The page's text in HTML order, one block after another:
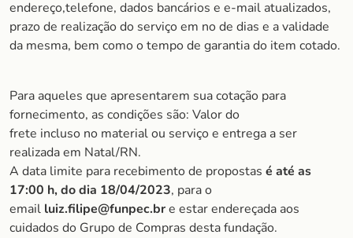
endereço,telefone, dados bancários e e-mail atualizados,
prazo de realização do serviço em no de dias e a validade
da mesma, bem como o tempo de garantia do item cotado.
Para aqueles que apresentarem sua cotação para
fornecimento, as condições são: Valor do
frete incluso no material ou serviço e entrega a ser
realizada em Natal/RN.
A data limite para recebimento de propostas é até as
17:00 h, do dia 18/04/2023, para o
email luiz.filipe@funpec.bre estar endereçada aos
cuidados do Grupo de Compras desta fundação.